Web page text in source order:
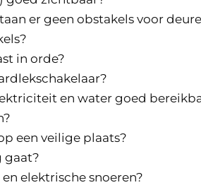
er geen obstakels voor
in orde?
en water goed
een veilige plaats?
gaat?
elektrische snoeren?